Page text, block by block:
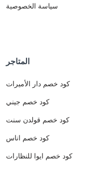
سياسة الخصوصية
المتاجر
كود خصم دار الأميرات
كود خصم جيني
كود خصم قولدن سنت
كود خصم اناس
كود خصم ايوا للنظارات